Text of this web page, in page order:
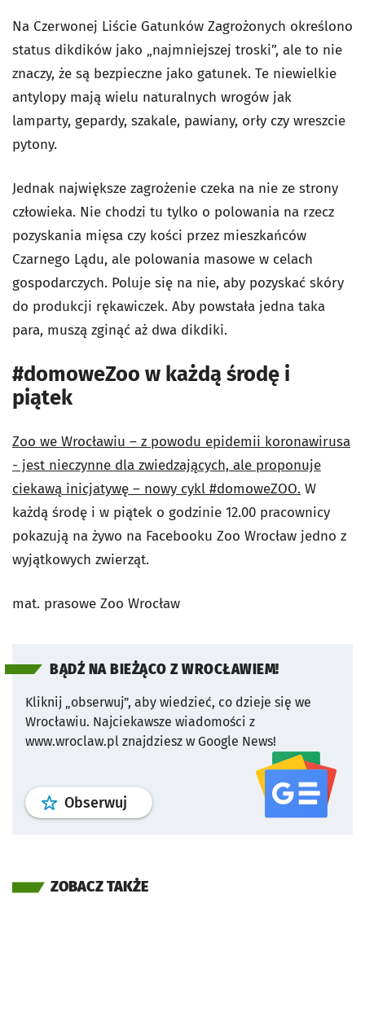
Na Czerwonej Liście Gatunków Zagrożonych określono
status dikdików jako „najmniejszej troski”, ale to nie
znaczy, że są bezpieczne jako gatunek. Te niewielkie
antylopy mają wielu naturalnych wrogów jak
lamparty, gepardy, szakale, pawiany, orły czy wreszcie
pytony.
Jednak największe zagrożenie czeka na nie ze strony
człowieka. Nie chodzi tu tylko o polowania na rzecz
pozyskania mięsa czy kości przez mieszkańców
Czarnego Lądu, ale polowania masowe w celach
gospodarczych. Poluje się na nie, aby pozyskać skóry
do produkcji rękawiczek. Aby powstała jedna taka
para, muszą zginąć aż dwa dikdiki.
#domoweZoo w każdą środę i
piątek
Zoo we Wrocławiu – z powodu epidemii koronawirusa
- jest nieczynne dla zwiedzających, ale proponuje
ciekawą inicjatywę – nowy cykl #domoweZOO. W
każdą środę i w piątek o godzinie 12.00 pracownicy
pokazują na żywo na Facebooku Zoo Wrocław jedno z
wyjątkowych zwierząt.
mat. prasowe Zoo Wrocław
BĄDŹ NA BIEŻĄCO Z WROCŁAWIEM!
Kliknij „obserwuj”, aby wiedzieć, co dzieje się we
Wrocławiu. Najciekawsze wiadomości z
www.wroclaw.pl znajdziesz w Google News!
Obserwuj profil serwisu
ZOBACZ TAKŻE